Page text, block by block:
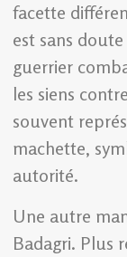
facette
est sans
guerrier
les siens
souvent
machette,
autorité.
Une autre
Badagri. Plus